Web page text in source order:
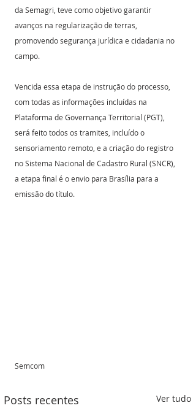
da Semagri, teve como objetivo garantir
avanços na regularização de terras,
promovendo segurança jurídica e cidadania no
campo.
Vencida essa etapa de instrução do processo,
com todas as informações incluídas na
Plataforma de Governança Territorial (PGT),
será feito todos os tramites, incluído o
sensoriamento remoto, e a criação do registro
no Sistema Nacional de Cadastro Rural (SNCR),
a etapa final é o envio para Brasília para a
emissão do título.
Semcom
Posts recentes Ver tudo